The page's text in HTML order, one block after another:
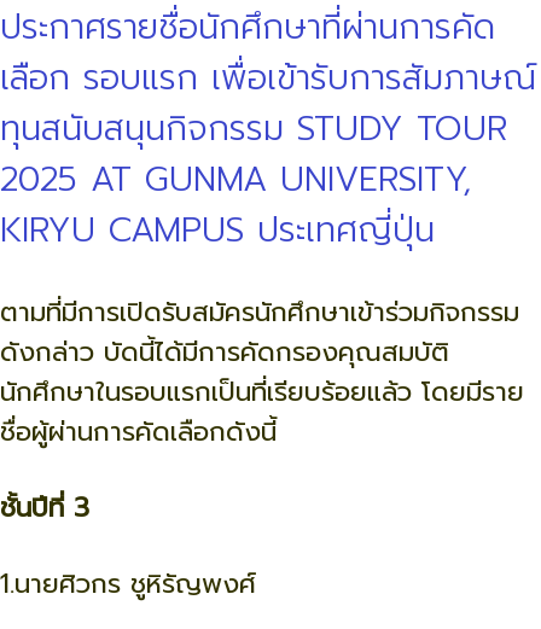
ประกาศรายชื่อนักศึกษาที่ผ่านการคัด
เลือก รอบแรก เพื่อเข้ารับการสัมภาษณ์
ทุนสนับสนุนกิจกรรม STUDY TOUR
2025 AT GUNMA UNIVERSITY,
KIRYU CAMPUS ประเทศญี่ปุ่น
ตามที่มีการเปิดรับสมัครนักศึกษาเข้าร่วมกิจกรรม
ดังกล่าว บัดนี้ได้มีการคัดกรองคุณสมบัติ
นักศึกษาในรอบแรกเป็นที่เรียบร้อยแล้ว โดยมีราย
ชื่อผู้ผ่านการคัดเลือกดังนี้
ชั้นปีที่ 3
1.นายศิวกร ชูหิรัญพงศ์